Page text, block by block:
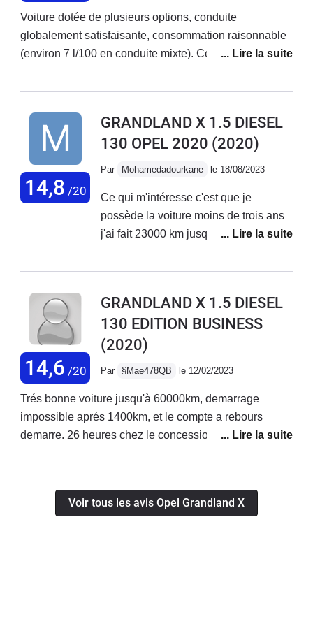
solution...
Voiture dotée de plusieurs options, conduite
globalement satisfaisante, consommation raisonnable
(environ 7 l/100 en conduite mixte). Cependant
très capricieux, espaces de rangement réduits,
récurrent de l'antipollution (retour au concessionnaire
une quinzaine de fois sans que le problème ne soit
réglé!!!).
14,8 /20
GRANDLAND X 1.5 DIESEL
130 OPEL 2020 (2020)
Par Mohamedadourkane le 18/08/2023
Ce qui m'intéresse c'est que je
possède la voiture moins de trois ans
j'ai fait 23000 km jusqu'à maintenant et
le témoin moteur et le défaut de
de la voiture La consommation
normale La sécurité idéal La
comfortable du voiture est satisfaisante
14,6 /20
GRANDLAND X 1.5 DIESEL
130 EDITION BUSINESS
(2020)
Par §Mae478QB le 12/02/2023
Trés bonne voiture jusqu'à 60000km, demarrage
impossible aprés 1400km, et le compte a rebours
demarre. 26 heures chez le concessionnaire,
80000km, retour du probleme, le concessionnaire ne
veut plus la prendre en charge, motif, probleme
Voir tous les avis Opel Grandland X